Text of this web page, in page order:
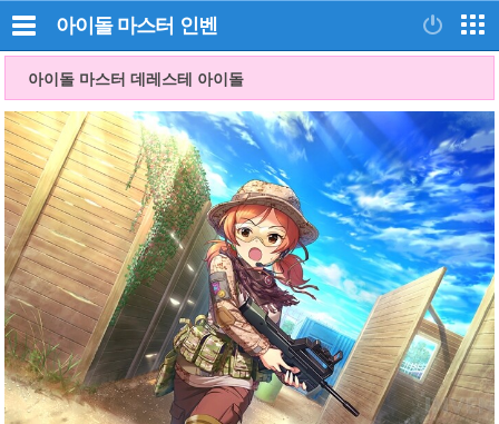
아이돌 마스터 인벤
아이돌 마스터 데레스테 아이돌